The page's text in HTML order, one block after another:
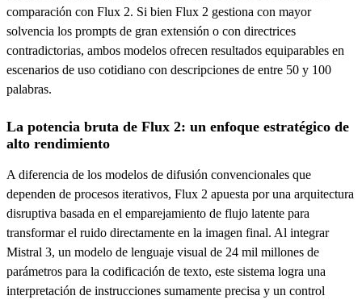
comparación con Flux 2. Si bien Flux 2 gestiona con mayor
solvencia los prompts de gran extensión o con directrices
contradictorias, ambos modelos ofrecen resultados equiparables en
escenarios de uso cotidiano con descripciones de entre 50 y 100
palabras.
La potencia bruta de Flux 2: un enfoque estratégico de
alto rendimiento
A diferencia de los modelos de difusión convencionales que
dependen de procesos iterativos, Flux 2 apuesta por una arquitectura
disruptiva basada en el emparejamiento de flujo latente para
transformar el ruido directamente en la imagen final. Al integrar
Mistral 3, un modelo de lenguaje visual de 24 mil millones de
parámetros para la codificación de texto, este sistema logra una
interpretación de instrucciones sumamente precisa y un control